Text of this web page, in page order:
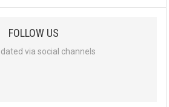
FOLLOW US
via social channels